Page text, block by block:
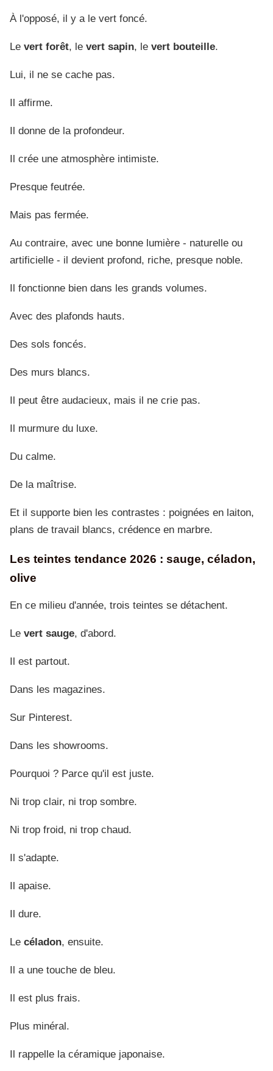
À l'opposé, il y a le vert foncé.
Le vert forêt, le vert sapin, le vert bouteille.
Lui, il ne se cache pas.
Il affirme.
Il donne de la profondeur.
Il crée une atmosphère intimiste.
Presque feutrée.
Mais pas fermée.
Au contraire, avec une bonne lumière - naturelle ou
artificielle - il devient profond, riche, presque noble.
Il fonctionne bien dans les grands volumes.
Avec des plafonds hauts.
Des sols foncés.
Des murs blancs.
Il peut être audacieux, mais il ne crie pas.
Il murmure du luxe.
Du calme.
De la maîtrise.
Et il supporte bien les contrastes : poignées en laiton,
plans de travail blancs, crédence en marbre.
Les teintes tendance 2026 : sauge, céladon,
olive
En ce milieu d'année, trois teintes se détachent.
Le vert sauge, d'abord.
Il est partout.
Dans les magazines.
Sur Pinterest.
Dans les showrooms.
Pourquoi ? Parce qu'il est juste.
Ni trop clair, ni trop sombre.
Ni trop froid, ni trop chaud.
Il s'adapte.
Il apaise.
Il dure.
Le céladon, ensuite.
Il a une touche de bleu.
Il est plus frais.
Plus minéral.
Il rappelle la céramique japonaise.